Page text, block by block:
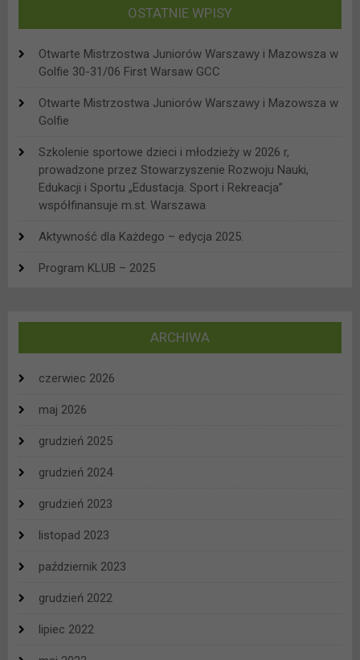
OSTATNIE WPISY
Otwarte Mistrzostwa Juniorów Warszawy i Mazowsza w
Golfie 30-31/06 First Warsaw GCC
Otwarte Mistrzostwa Juniorów Warszawy i Mazowsza w
Golfie
Szkolenie sportowe dzieci i młodzieży w 2026 r,
prowadzone przez Stowarzyszenie Rozwoju Nauki,
Edukacji i Sportu „Edustacja. Sport i Rekreacja”
współfinansuje m.st. Warszawa
Aktywność dla Każdego – edycja 2025.
Program KLUB – 2025
ARCHIWA
czerwiec 2026
maj 2026
grudzień 2025
grudzień 2024
grudzień 2023
listopad 2023
październik 2023
grudzień 2022
lipiec 2022